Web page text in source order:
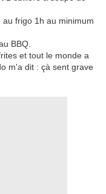
frigo 1h au minimum
BBQ.
et tout le monde a
m'a dit : çà sent grave